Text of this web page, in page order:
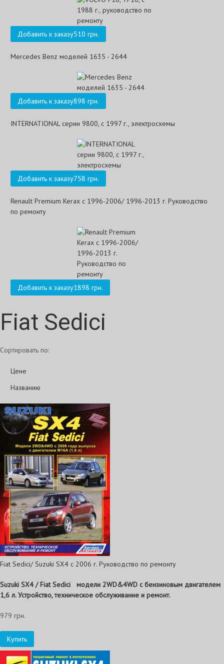
Добавить к заказу510 грн.
Mercedes Benz моделей 1635 - 2644
Добавить к заказу898 грн.
INTERNATIONAL серии 9800, с 1997 г., электросхемы
Добавить к заказу758 грн.
Renault Premium Kerax с 1996-2006/ 1996-2013 г. Руководство
по ремонту
Добавить к заказу1898 грн.
Fiat Sedici
Сортировать по:
Цене
Названию
Fiat Sedici/ Suzuki SX4 c 2006 г. Руководство по ремонту
Suzuki SX4 / FiatSedici
модели 2WD&4WD с бензиновым двигателем
1,6 л. Устройство, техническое обслуживание и ремонт.
979 грн.
Купить